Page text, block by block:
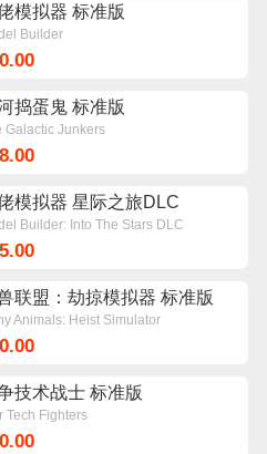
模拟器 标准版
Builder
捣蛋鬼 标准版
Galactic Junkers
模拟器 星际之旅DLC
Builder: Into The Stars DLC
联盟：劫掠模拟器 标准版
Animals: Heist Simulator
技术战士 标准版
Tech Fighters